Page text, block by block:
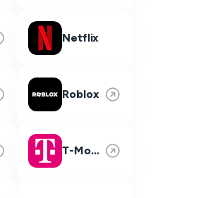
Netflix
Roblox
T-Mobile